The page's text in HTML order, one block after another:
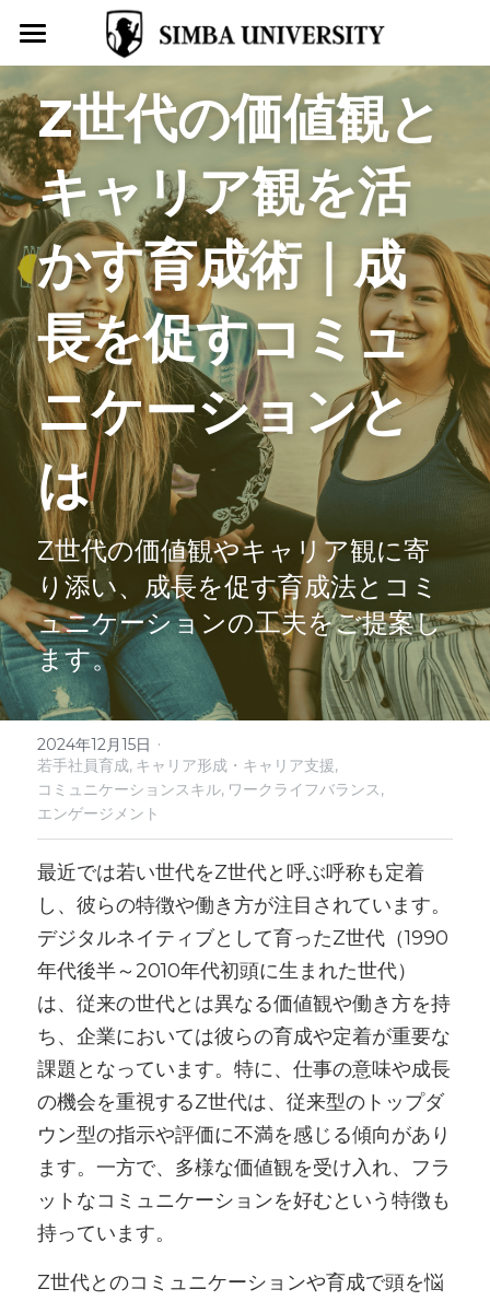
トップページ
SIMBA UNIVERSITYとは
お役立ちコラム
導入事例
ＡＩ無料ビジョン診断
キャリア開発プログラム
4コマ漫画はたらくわたし
学校型転職支援サービスSIMBA
SIMBA受講生募集
お問い合わせ
受講生専用ログイン
検索
法人向けサイトはこちら
Z世代の価値観と
キャリア観を活
かす育成術｜成
長を促すコミュ
ニケーションと
は
Z世代の価値観やキャリア観に寄
り添い、成長を促す育成法とコミ
ュニケーションの工夫をご提案し
ます。
2024年12月15日 ·
若手社員育成, キャリア形成・キャリア支援,
コミュニケーションスキル, ワークライフバランス,
エンゲージメント
最近では若い世代をZ世代と呼ぶ呼称も定着
し、彼らの特徴や働き方が注目されています。
デジタルネイティブとして育ったZ世代（1990
年代後半～2010年代初頭に生まれた世代）
は、従来の世代とは異なる価値観や働き方を持
ち、企業においては彼らの育成や定着が重要な
課題となっています。特に、仕事の意味や成長
の機会を重視するZ世代は、従来型のトップダ
ウン型の指示や評価に不満を感じる傾向があり
ます。一方で、多様な価値観を受け入れ、フラ
ットなコミュニケーションを好むという特徴も
持っています。
Z世代とのコミュニケーションや育成で頭を悩